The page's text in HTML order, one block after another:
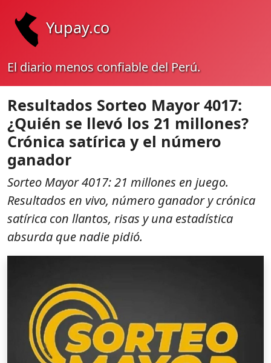
Yupay.co
El diario menos confiable del Perú.
Resultados Sorteo Mayor 4017:
¿Quién se llevó los 21 millones?
Crónica satírica y el número
ganador
Sorteo Mayor 4017: 21 millones en juego.
Resultados en vivo, número ganador y crónica
satírica con llantos, risas y una estadística
absurda que nadie pidió.